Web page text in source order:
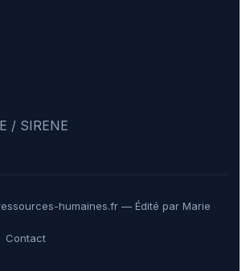
/ SIRENE
humaines.fr — Édité par Marie
Contact